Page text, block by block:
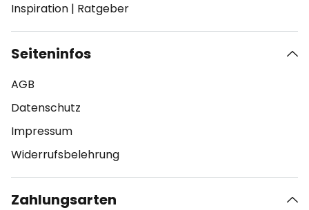
Inspiration | Ratgeber
Seiteninfos
AGB
Datenschutz
Impressum
Widerrufsbelehrung
Zahlungsarten